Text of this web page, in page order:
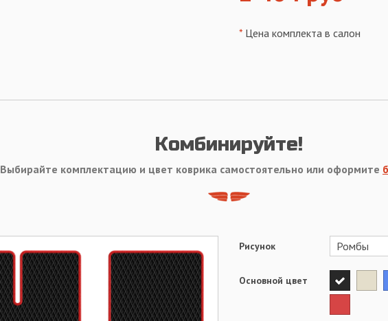
* Цена комплекта в салон
Комбинируйте!
Выбирайте комплектацию и цвет коврика самостоятельно или оформите
Рисунок
Основной цвет